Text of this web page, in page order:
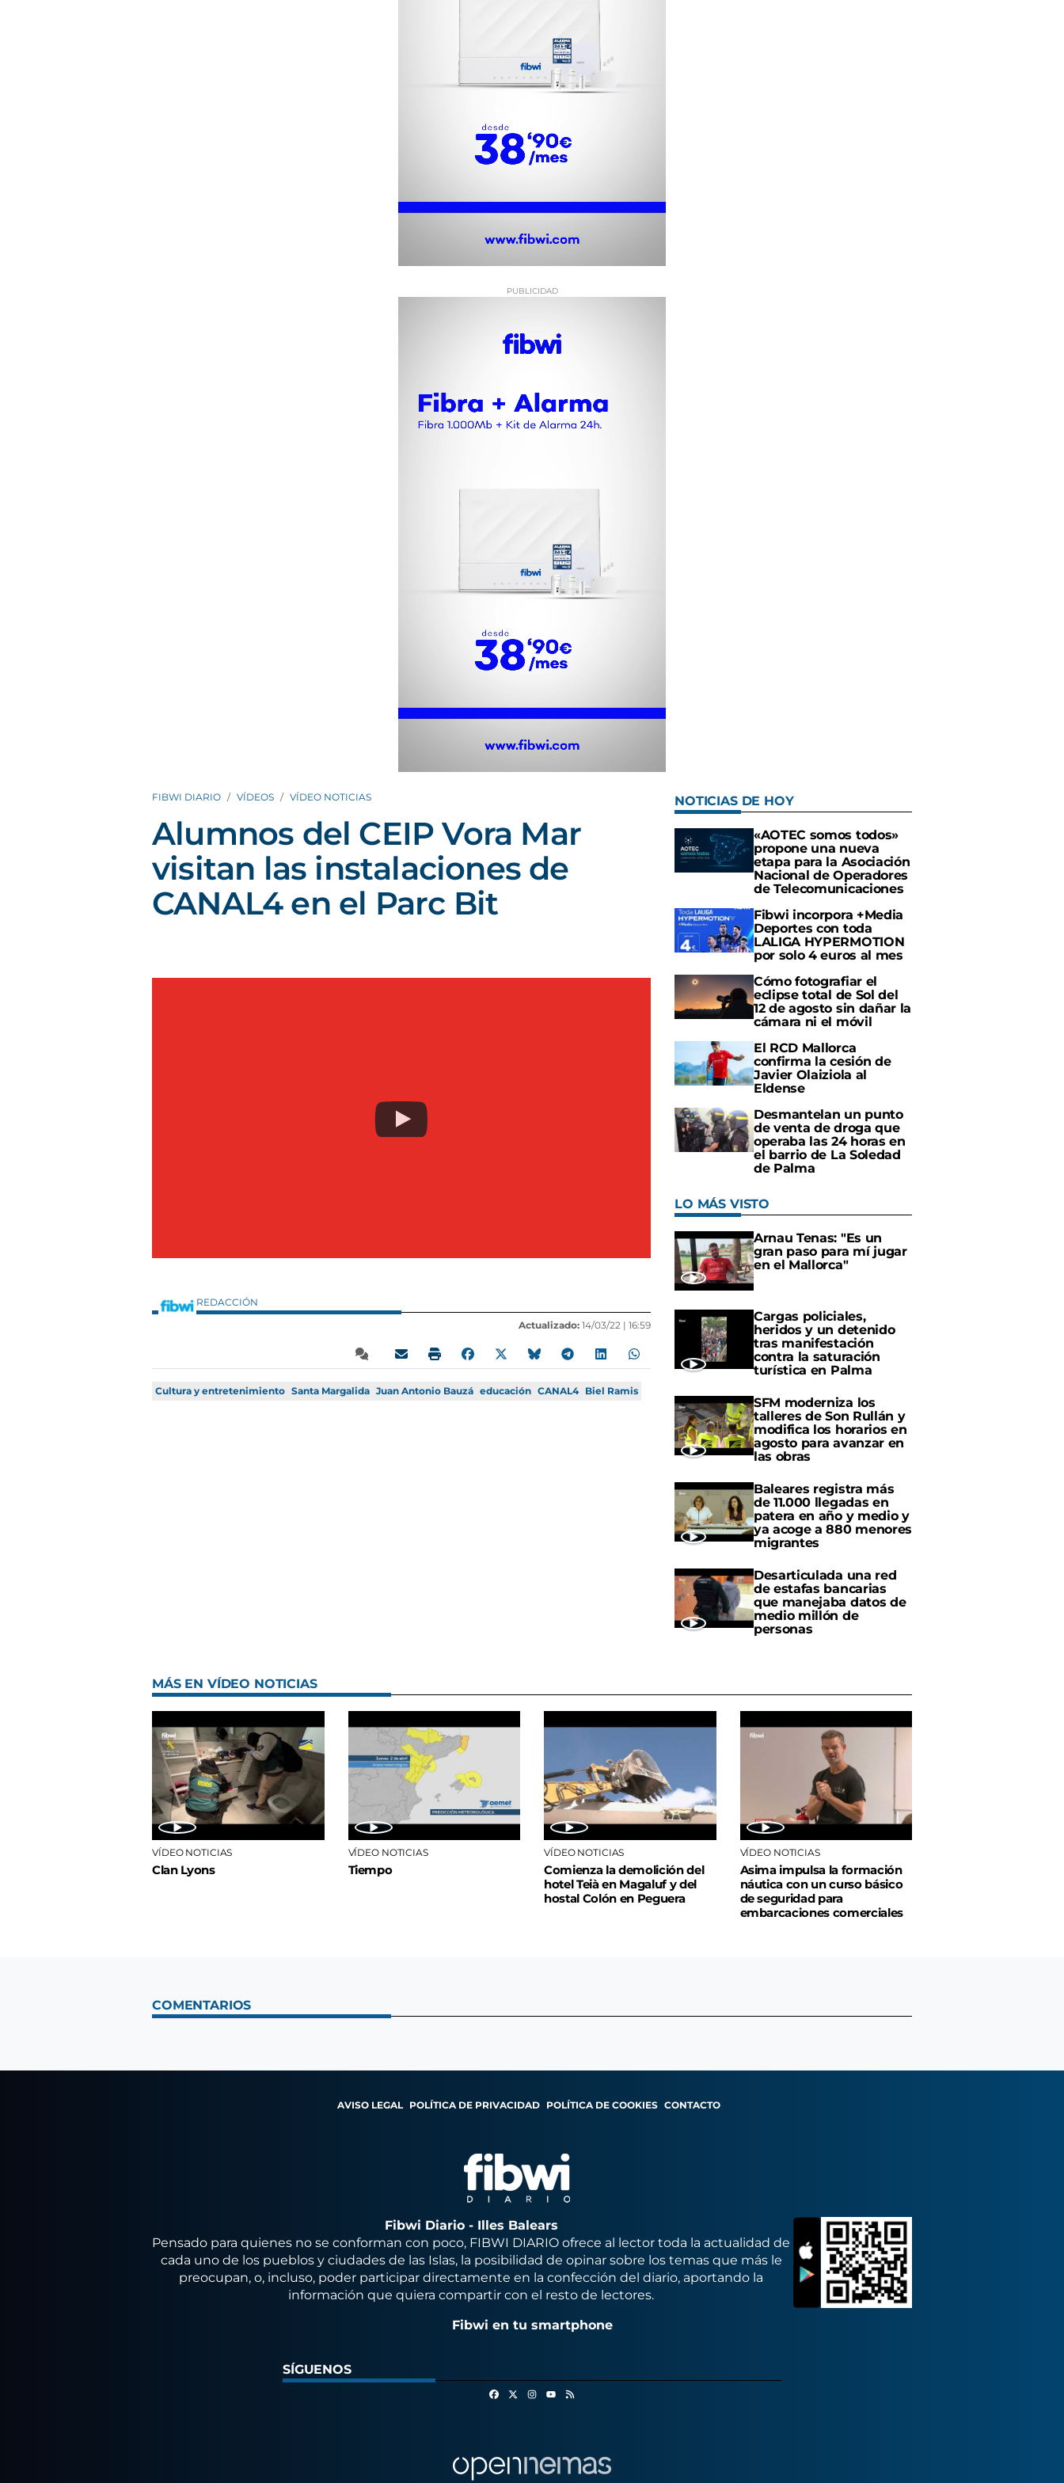
FIBWI DIARIO VÍDEOS VÍDEO NOTICIAS
Alumnos del CEIP Vora Mar
visitan las instalaciones de
CANAL4 en el Parc Bit
REDACCIÓN
Actualizado: 14/03/22 | 16:59
Cultura y entretenimiento Santa Margalida Juan Antonio Bauzá educación CANAL4 Biel Ramis
NOTICIAS DE HOY
«AOTEC somos todos»
propone una nueva
etapa para la Asociación
Nacional de Operadores
de Telecomunicaciones
Fibwi incorpora +Media
Deportes con toda
LALIGA HYPERMOTION
por solo 4 euros al mes
Cómo fotografiar el
eclipse total de Sol del
12 de agosto sin dañar la
cámara ni el móvil
El RCD Mallorca
confirma la cesión de
Javier Olaiziola al
Eldense
Desmantelan un punto
de venta de droga que
operaba las 24 horas en
el barrio de La Soledad
de Palma
LO MÁS VISTO
Arnau Tenas: "Es un
gran paso para mí jugar
en el Mallorca"
Cargas policiales,
heridos y un detenido
tras manifestación
contra la saturación
turística en Palma
SFM moderniza los
talleres de Son Rullán y
modifica los horarios en
agosto para avanzar en
las obras
Baleares registra más
de 11.000 llegadas en
patera en año y medio y
ya acoge a 880 menores
migrantes
Desarticulada una red
de estafas bancarias
que manejaba datos de
medio millón de
personas
MÁS EN VÍDEO NOTICIAS
VÍDEO NOTICIAS
Clan Lyons
VÍDEO NOTICIAS
Tiempo
VÍDEO NOTICIAS
Comienza la demolición del
hotel Teià en Magaluf y del
hostal Colón en Peguera
VÍDEO NOTICIAS
Asima impulsa la formación
náutica con un curso básico
de seguridad para
embarcaciones comerciales
COMENTARIOS
AVISO LEGAL POLÍTICA DE PRIVACIDAD POLÍTICA DE COOKIES CONTACTO
Fibwi Diario - Illes Balears
Pensado para quienes no se conforman con poco, FIBWI DIARIO ofrece al lector toda la actualidad de
cada uno de los pueblos y ciudades de las Islas, la posibilidad de opinar sobre los temas que más le
preocupan, o, incluso, poder participar directamente en la confección del diario, aportando la
información que quiera compartir con el resto de lectores.
Fibwi en tu smartphone
SÍGUENOS
FacebookInstagram